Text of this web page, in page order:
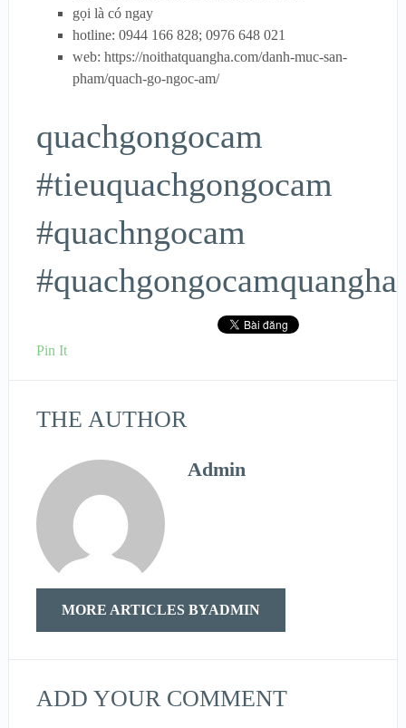
gọi là có ngay
hotline: 0944 166 828; 0976 648 021
web: https://noithatquangha.com/danh-muc-san-
pham/quach-go-ngoc-am/
quachgongocam
#tieuquachgongocam
#quachngocam
#quachgongocamquangha
Pin It
THE AUTHOR
Admin
MORE ARTICLES BYADMIN
ADD YOUR COMMENT